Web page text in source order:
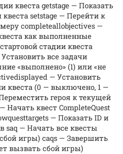
квеста getstage — Показать
setstage — Перейти к
completeallobjectives —
как выполненные
стадии квеста
все задачи
«выполнено» (1) или «не
— Установить
квеста (0 — выключено, 1 —
героя к текущей
Начать квест CompleteQuest
— Показать ID и
saq — Начать все квесты
игры) caqs — Завершить
вызвать сбой игры)